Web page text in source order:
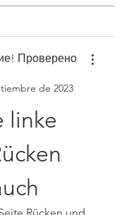
Проверено
de 2023
linke